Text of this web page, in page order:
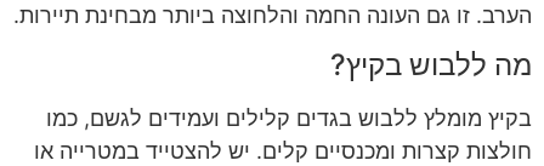
הערב. זו גם העונה החמה והלחוצה ביותר מבחינת תיירות.
מה ללבוש בקיץ?
בקיץ מומלץ ללבוש בגדים קלילים ועמידים לגשם, כמו
חולצות קצרות ומכנסיים קלים. יש להצטייד במטרייה או